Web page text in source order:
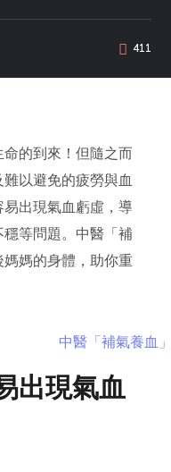
411
的到來！但隨之而
以避免的疲勞與血
出現氣血虧虛，導
等問題。中醫「補
媽的身體，助你重
出現氣血